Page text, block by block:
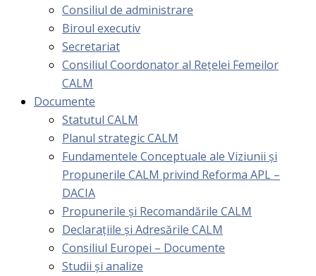
Consiliul de administrare
Biroul executiv
Secretariat
Consiliul Coordonator al Rețelei Femeilor
CALM
Documente
Statutul CALM
Planul strategic CALM
Fundamentele Conceptuale ale Viziunii și
Propunerile CALM privind Reforma APL –
DACIA
Propunerile și Recomandările CALM
Declarațiile și Adresările CALM
Consiliul Europei – Documente
Studii și analize